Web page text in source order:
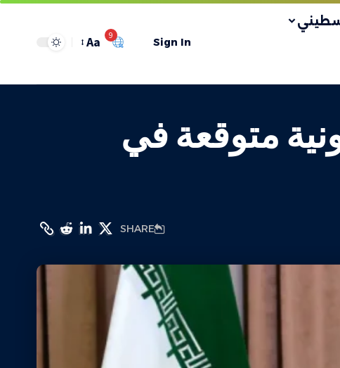
Sign In
9
Aa
متوقعة في
SHARE